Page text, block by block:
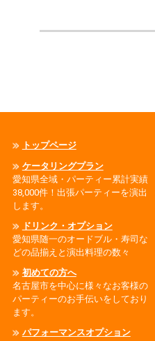
トップページ
ケータリングプラン
愛知県全域・パーティー累計実績
38,000件！出張パーティーを演出
します。
ドリンク・オプション
愛知県随一のオードブル・寿司な
どの品揃えと演出料理の数々
初めての方へ
名古屋市を中心に様々なお客様の
パーティーのお手伝いをしており
ます。
パフォーマンスオプション